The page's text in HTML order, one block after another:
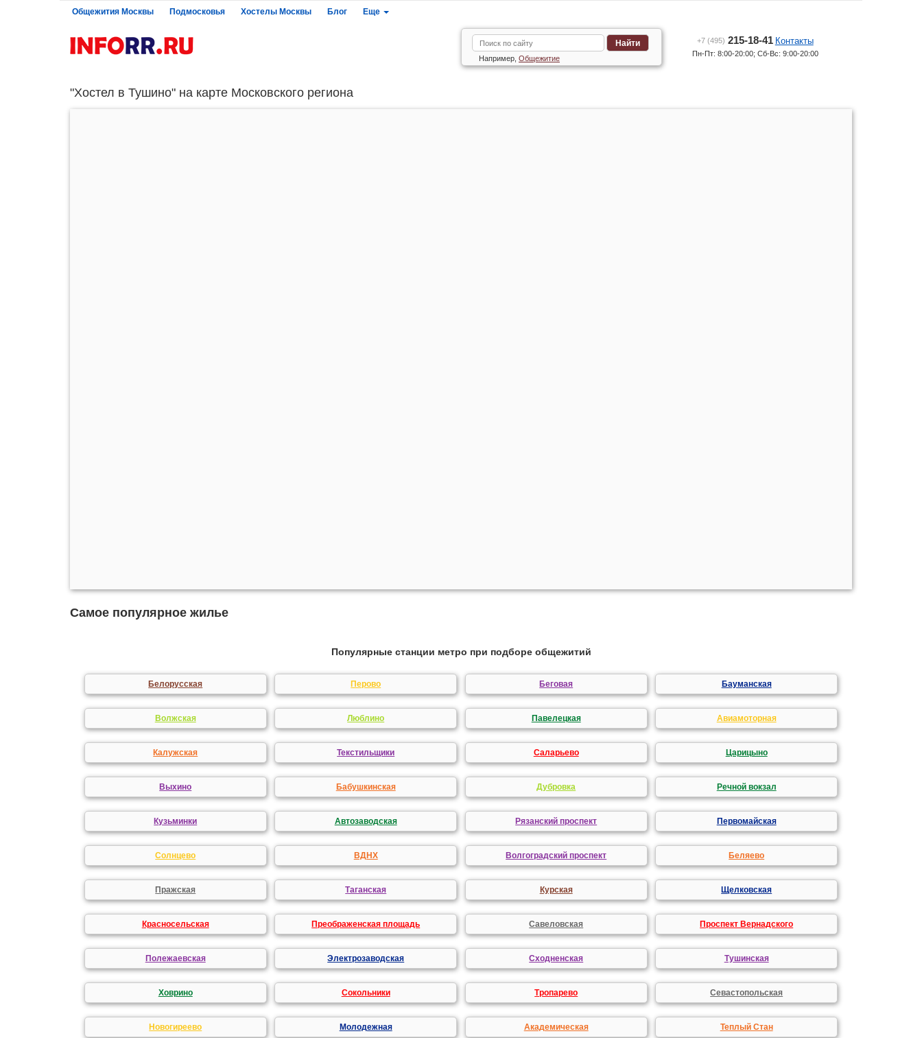
Общежития Москвы Подмосковья Хостелы Москвы Блог Еще
Найти
Например, Общежитие
+7 (495) 215-18-41 Контакты
Пн-Пт: 8:00-20:00; Сб-Вс: 9:00-20:00
"Хостел в Тушино" на карте Московского региона
Самое популярное жилье
Популярные станции метро при подборе общежитий
Белорусская Перово Беговая Бауманская
Волжская Люблино Павелецкая Авиамоторная
Калужская Текстильщики Саларьево Царицыно
Выхино Бабушкинская Дубровка Речной вокзал
Кузьминки Автозаводская Рязанский проспект Первомайская
Солнцево ВДНХ Волгоградский проспект Беляево
Пражская Таганская Курская Щелковская
Красносельская Преображенская площадь Савеловская Проспект Вернадского
Полежаевская Электрозаводская Сходненская Тушинская
Ховрино Сокольники Тропарево Севастопольская
Новогиреево Молодежная Академическая Теплый Стан